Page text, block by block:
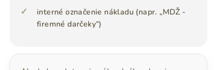
interné označenie nákladu (napr. „MDŽ -
firemné darčeky“)